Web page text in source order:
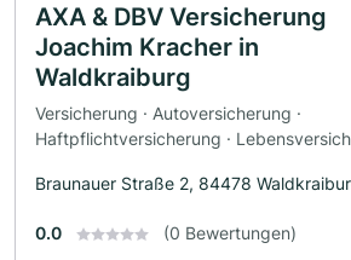
AXA & DBV Versicherung
Joachim Kracher in
Waldkraiburg
Versicherung · Autoversicherung ·
Haftpflichtversicherung ·
Braunauer Straße 2, 84478
0.0 (0 Bewertungen)